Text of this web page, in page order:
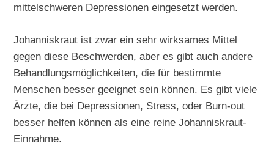
mittelschweren Depressionen eingesetzt werden.
Johanniskraut ist zwar ein sehr wirksames Mittel
gegen diese Beschwerden, aber es gibt auch andere
Behandlungsmöglichkeiten, die für bestimmte
Menschen besser geeignet sein können. Es gibt viele
Ärzte, die bei Depressionen, Stress, oder Burn-out
besser helfen können als eine reine Johanniskraut-
Einnahme.